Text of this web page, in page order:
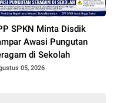
SPKN Minta Disdik
Awasi Pungutan
di Sekolah
05, 2026